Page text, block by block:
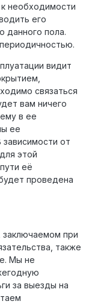
необходимости
его
данного пола.
видит
связаться
вам ничего
в ее
ее
от
этой
её
проведена
заключаемом при
также
Мы не
за выезды на